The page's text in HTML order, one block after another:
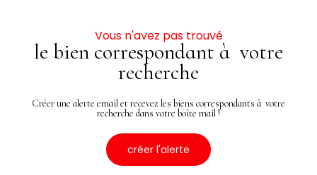
Vous n'avez pas trouvé
le bien correspondant à votre
recherche
Créer une alerte email et recevez les biens correspondants à votre
recherche dans votre boîte mail !
créer l'alerte